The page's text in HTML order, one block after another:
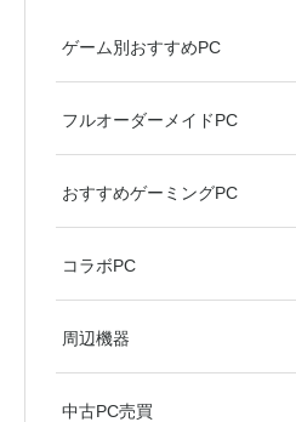
ゲーム別おすすめPC
フルオーダーメイドPC
おすすめゲーミングPC
コラボPC
周辺機器
中古PC売買